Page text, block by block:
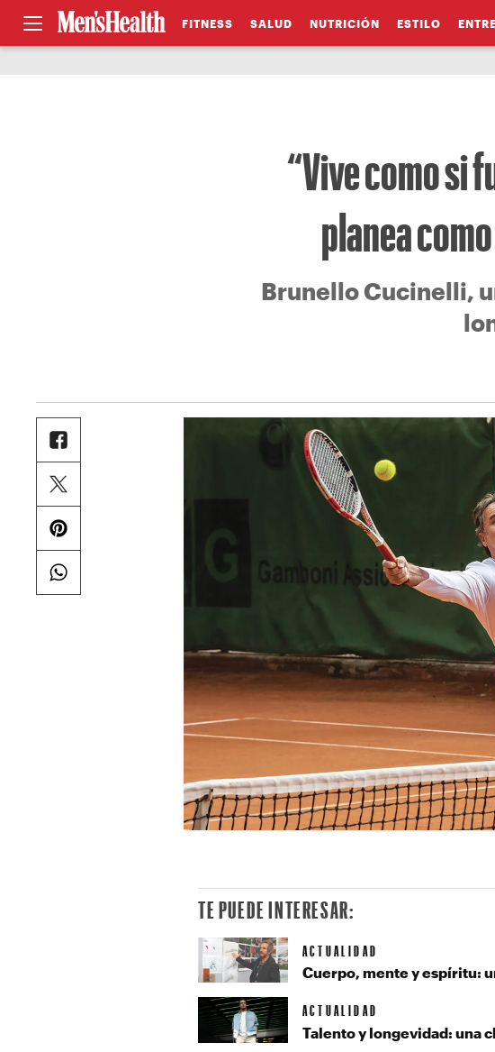
FITNESS SALUD NUTRICIÓN ESTILO
“Vive como si
planea
Brunello Cucinelli,
TE PUEDE INTERESAR:
ACTUALIDAD
Cuerpo, mente y espíritu:
ACTUALIDAD
Talento y longevidad: una